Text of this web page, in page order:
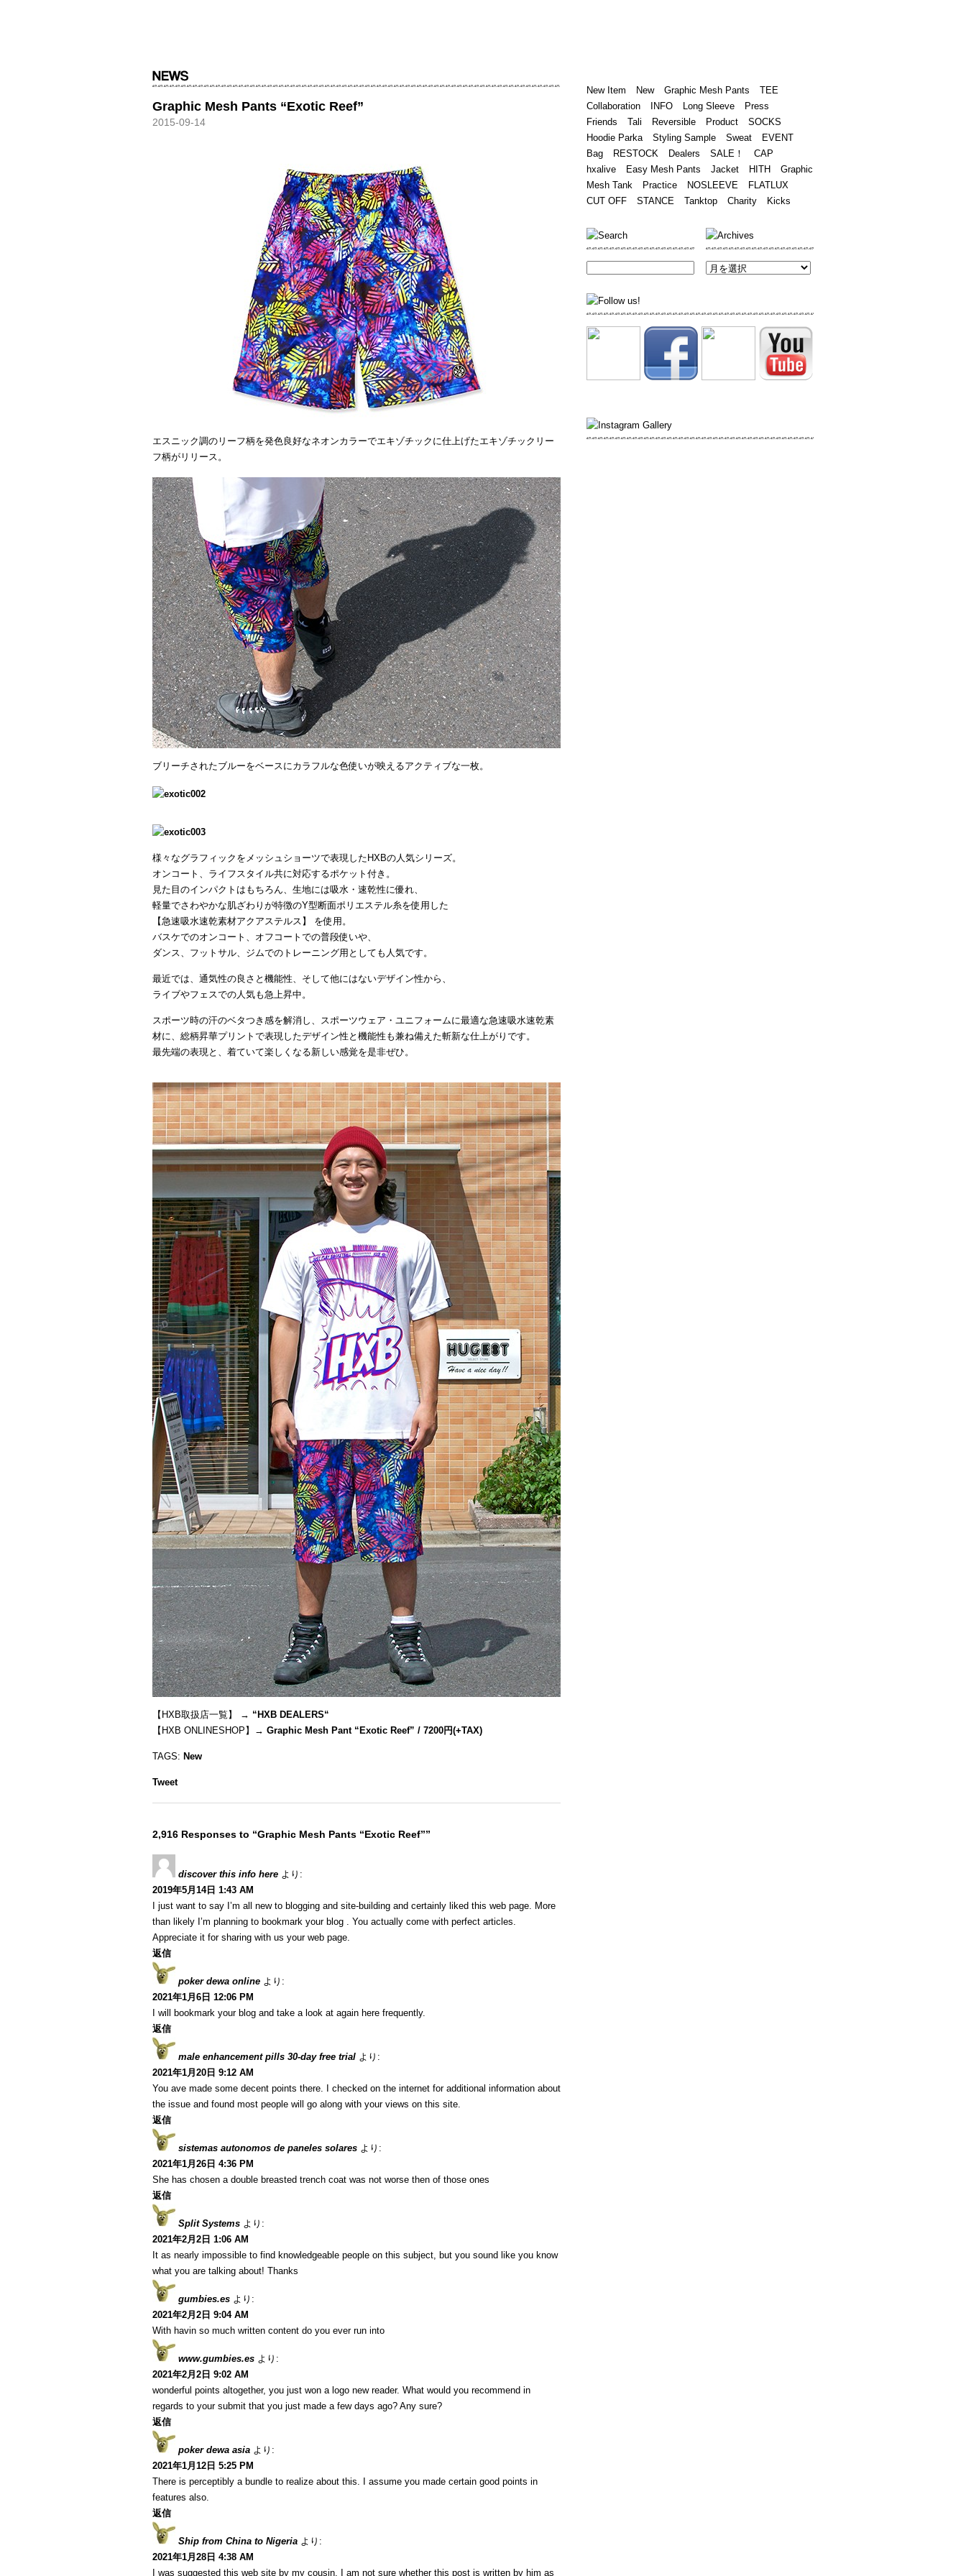
Graphic Mesh Pants “Exotic Reef”
2015-09-14
エスニック調のリーフ柄を発色良好なネオンカラーでエキゾチックに仕上げたエキゾチックリー
フ柄がリリース。
ブリーチされたブルーをベースにカラフルな色使いが映えるアクティブな一枚。
様々なグラフィックをメッシュショーツで表現したHXBの人気シリーズ。
オンコート、ライフスタイル共に対応するポケット付き。
見た目のインパクトはもちろん、生地には吸水・速乾性に優れ、
軽量でさわやかな肌ざわりが特徴のY型断面ポリエステル糸を使用した
【急速吸水速乾素材アクアステルス】 を使用。
バスケでのオンコート、オフコートでの普段使いや、
ダンス、フットサル、ジムでのトレーニング用としても人気です。
最近では、通気性の良さと機能性、そして他にはないデザイン性から、
ライブやフェスでの人気も急上昇中。
スポーツ時の汗のベタつき感を解消し、スポーツウェア・ユニフォームに最適な急速吸水速乾素
材に、総柄昇華プリントで表現したデザイン性と機能性も兼ね備えた斬新な仕上がりです。
最先端の表現と、着ていて楽しくなる新しい感覚を是非ぜひ。
【HXB取扱店一覧】 → “ HXB DEALERS“
【HXB ONLINESHOP】→ Graphic Mesh Pant “Exotic Reef” / 7200円(+TAX)
TAGS: New
Tweet
2,916 Responses to “Graphic Mesh Pants “Exotic Reef””
discover this info here より:
2019年5月14日 1:43 AM
I just want to say I’m all new to blogging and site-building and certainly liked this web page. More
than likely I’m planning to bookmark your blog . You actually come with perfect articles.
Appreciate it for sharing with us your web page.
返信
poker dewa online より:
2021年1月6日 12:06 PM
I will bookmark your blog and take a look at again here frequently.
返信
male enhancement pills 30-day free trial より:
2021年1月20日 9:12 AM
You ave made some decent points there. I checked on the internet for additional information about
the issue and found most people will go along with your views on this site.
返信
sistemas autonomos de paneles solares より:
2021年1月26日 4:36 PM
She has chosen a double breasted trench coat was not worse then of those ones
返信
Split Systems より:
2021年2月2日 1:06 AM
It as nearly impossible to find knowledgeable people on this subject, but you sound like you know
what you are talking about! Thanks
gumbies.es より:
2021年2月2日 9:04 AM
With havin so much written content do you ever run into
www.gumbies.es より:
2021年2月2日 9:02 AM
wonderful points altogether, you just won a logo new reader. What would you recommend in
regards to your submit that you just made a few days ago? Any sure?
返信
poker dewa asia より:
2021年1月12日 5:25 PM
There is perceptibly a bundle to realize about this. I assume you made certain good points in
features also.
返信
Ship from China to Nigeria より:
2021年1月28日 4:38 AM
I was suggested this web site by my cousin. I am not sure whether this post is written by him as
New Item New Graphic Mesh Pants
TEE
Collaboration
INFO Long Sleeve
Press
Friends
Tali Reversible Product
SOCKS
Hoodie Parka
Styling Sample Sweat
EVENT
Bag
RESTOCK Dealers SALE！
CAP
hxalive
Easy Mesh Pants Jacket HITH
Graphic
Mesh Tank
Practice NOSLEEVE
FLATLUX
CUT OFF
STANCE Tanktop Charity Kicks